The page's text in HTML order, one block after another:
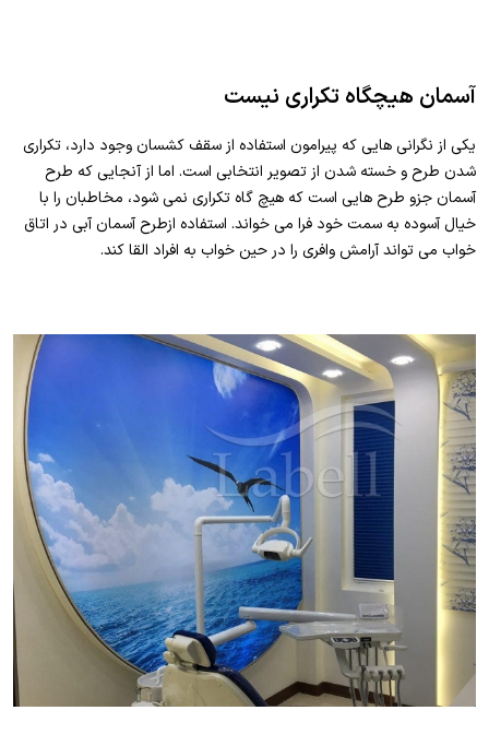
آسمان هیچگاه تکراری نیست
یکی از نگرانی هایی که پیرامون استفاده از سقف کشسان وجود دارد، تکراری
شدن طرح و خسته شدن از تصویر انتخابی است. اما از آنجایی که طرح
آسمان جزو طرح هایی است که هیچ گاه تکراری نمی شود، مخاطبان را با
خیال آسوده به سمت خود فرا می خواند. استفاده ازطرح آسمان آبی در اتاق
خواب می تواند آرامش وافری را در حین خواب به افراد القا کند.